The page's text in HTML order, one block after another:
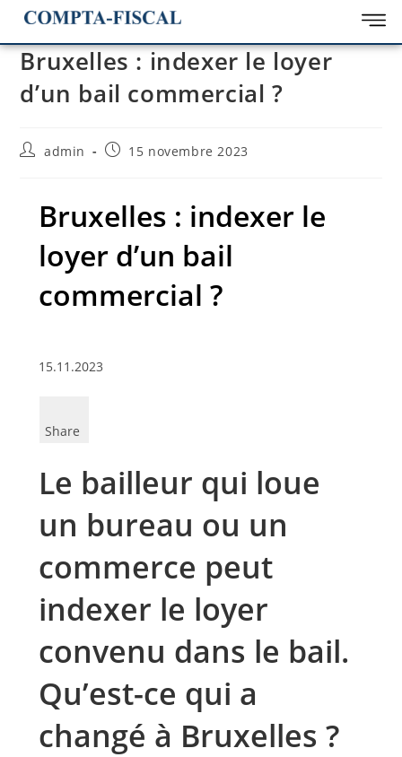
Bruxelles : indexer le loyer
d’un bail commercial ?
admin 15 novembre 2023
Bruxelles : indexer le
loyer d’un bail
commercial ?
15.11.2023
Share
Le bailleur qui loue
un bureau ou un
commerce peut
indexer le loyer
convenu dans le bail.
Qu’est-ce qui a
changé à Bruxelles ?